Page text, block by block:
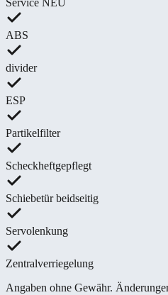
Service NEU
ABS
divider
ESP
Partikelfilter
Scheckheftgepflegt
Schiebetür beidseitig
Servolenkung
Zentralverriegelung
Angaben ohne Gewähr.